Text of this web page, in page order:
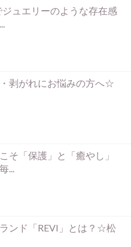
ュエリーのような存在感
剥がれにお悩みの方へ☆
そ「保護」と「癒やし」
...
ンド「REVI」とは？☆松